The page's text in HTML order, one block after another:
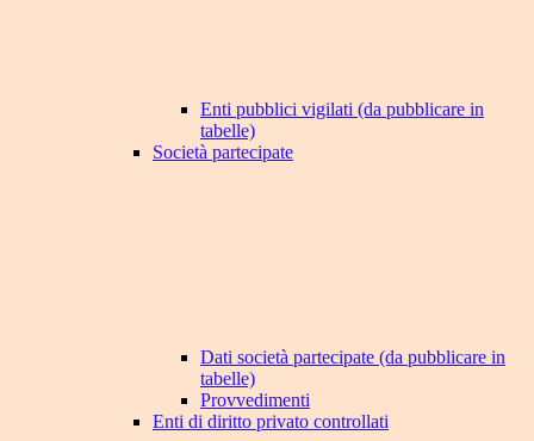
Enti pubblici vigilati (da pubblicare in
tabelle)
Società partecipate
Dati società partecipate (da pubblicare in
tabelle)
Provvedimenti
Enti di diritto privato controllati